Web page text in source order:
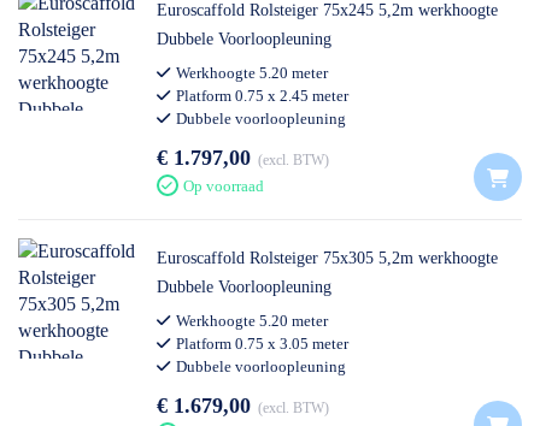
Werkhoogte 5.20 meter
Platform 0.75 x 2.45 meter
Euroscaffold Rolsteiger 75x245 5,2m werkhoogte
Dubbele Voorloopleuning
Werkhoogte 5.20 meter
Platform 0.75 x 2.45 meter
Dubbele voorloopleuning
€ 1.797,00 excl. BTW
Op voorraad
Euroscaffold Rolsteiger 75x305 5,2m werkhoogte
Dubbele Voorloopleuning
Werkhoogte 5.20 meter
Platform 0.75 x 3.05 meter
Dubbele voorloopleuning
€ 1.679,00 excl. BTW